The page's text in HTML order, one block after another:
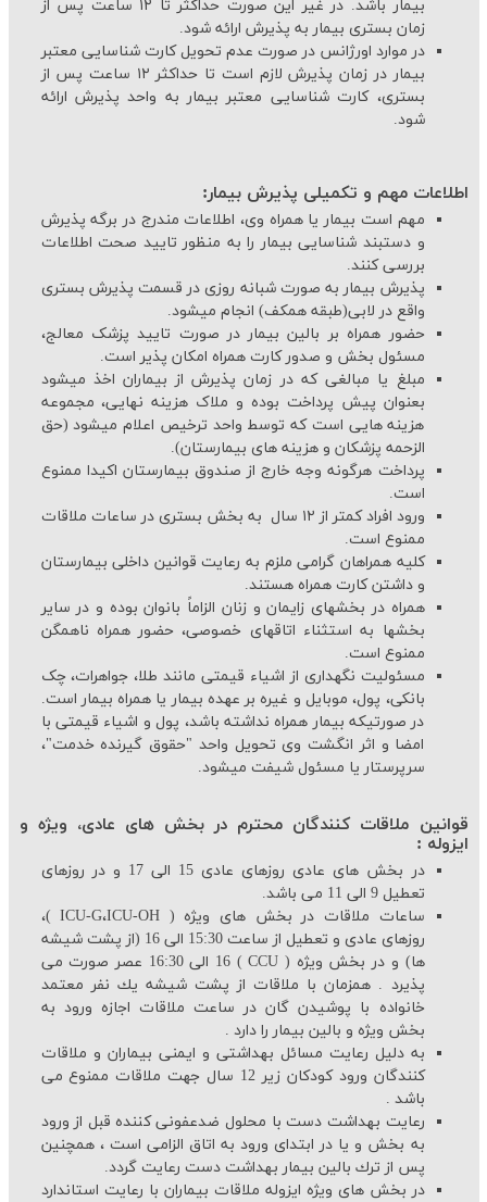
بیمار باشد. در غیر این صورت حداکثر تا ۱۲ ساعت پس از
زمان بستری بیمار به پذیرش ارائه شود.
در موارد اورژانس در صورت عدم تحویل کارت شناسایی معتبر
بیمار در زمان پذیرش لازم است تا حداکثر ۱۲ ساعت پس از
بستری، کارت شناسایی معتبر بیمار به واحد پذیرش ارائه
شود.
اطلاعات مهم و تکمیلی پذیرش بیمار:
مهم است بیمار یا همراه وی، اطلاعات مندرج در برگه پذیرش
و دستبند شناسایی بیمار را به منظور تایید صحت اطلاعات
بررسی کنند.
پذیرش بیمار به صورت شبانه روزی در قسمت پذیرش بستری
واقع در لابی(طبقه همکف) انجام می‏شود.
حضور همراه بر بالین بیمار در صورت تایید پزشک معالج،
مسئول بخش و صدور کارت همراه امکان پذیر است.
مبلغ یا مبالغی که در زمان پذیرش از بیماران اخذ می‏شود
بعنوان پیش پرداخت بوده و ملاک هزینه نهایی، مجموعه
هزینه‏ هایی است که توسط واحد ترخیص اعلام می‏شود (حق
الزحمه پزشکان و هزینه‏ های بیمارستان).
پرداخت هرگونه وجه خارج از صندوق بیمارستان اکیدا ممنوع
است.
ورود افراد کمتر از ۱۲ سال به بخش بستری در ساعات ملاقات
ممنوع است.
کلیه همراهان گرامی ملزم به رعایت قوانین داخلی بیمارستان
و داشتن کارت همراه هستند.
همراه در بخش‏های زایمان و زنان الزاماً بانوان بوده و در سایر
بخش‏ها به استثناء اتاق‏های خصوصی، حضور همراه ناهمگن
ممنوع است.
مسئولیت نگهداری از اشیاء قیمتی مانند طلا، جواهرات، چک
بانکی، پول، موبایل و غیره بر عهده بیمار یا همراه بیمار است.
در صورتیکه بیمار همراه نداشته باشد، پول و اشیاء قیمتی با
امضا و اثر انگشت وی تحویل واحد "حقوق گیرنده خدمت"،
سرپرستار یا مسئول شیفت می‏شود.
قوانین ملاقات كنندگان محترم در بخش های عادی، ویژه و
ایزوله :
در بخش های عادی روزهای عادی 15 الی 17 و در روزهای
تعطیل 9 الی 11 می باشد.
ساعات ملاقات در بخش های ویژه ( ICU-G،ICU-OH )،
روزهای عادی و تعطیل از ساعت 15:30 الی 16
(از پشت شیشه
ها) و در بخش ویژه ( CCU
) 16 الی 16:30 عصر صورت می
پذیرد . همزمان با ملاقات از پشت شیشه یك نفر معتمد
خانواده با پوشیدن گان در ساعت ملاقات اجازه ورود به
بخش ویژه و بالین بیمار را دارد .
به دلیل رعایت مسائل بهداشتی و ایمنی بیماران و ملاقات
كنندگان ورود كودكان زیر 12 سال جهت ملاقات ممنوع می
باشد .
رعایت بهداشت دست با محلول ضدعفونی كننده قبل از ورود
به بخش و یا در ابتدای ورود به اتاق الزامی است ، همچنین
پس از ترك بالین بیمار بهداشت دست رعایت گردد.
در بخش های ویژه ایزوله ملاقات بیماران با رعایت استاندارد